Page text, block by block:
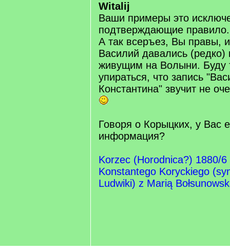
Witalij
Ваши примеры это
подтверждающие
А так всеръез, Вы правы,
Василий давались (редко)
живущим на Волыни. Буду
упираться, что запись
Константина" звучит не
Говоря о Корыцких, у Вас
информация?
Korzec (Horodnica?) 1880/
Konstantego Koryckiego
Ludwiki) z Marią